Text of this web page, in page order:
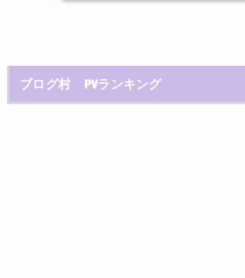
ブログ村 PVランキング